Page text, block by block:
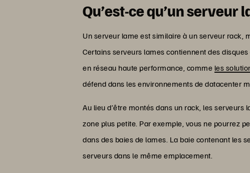
Qu’est-ce qu’un serveur
Un serveur lame est similaire à un serveur rack,
Certains serveurs lames contiennent des
en réseau haute performance, comme les
défend dans les environnements de datacenter
Au lieu d’être montés dans un rack, les
zone plus petite. Par exemple, vous ne pourrez
dans des baies de lames. La baie contenant les
serveurs dans le même emplacement.